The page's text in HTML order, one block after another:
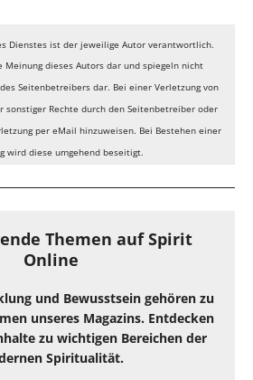
Dienstes ist der jeweilige Autor verantwortlich.
Meinung dieses Autors dar und spiegeln nicht
Seitenbetreibers dar. Bei einer Verletzung von
sonstiger Rechte durch den Seitenbetreiber oder
per eMail hinzuweisen. Bei Bestehen einer
wird diese umgehend beseitigt.
Themen auf Spirit
Online
und Bewusstsein gehören zu
unseres Magazins. Entdecken
zu wichtigen Bereichen der
Spiritualität.